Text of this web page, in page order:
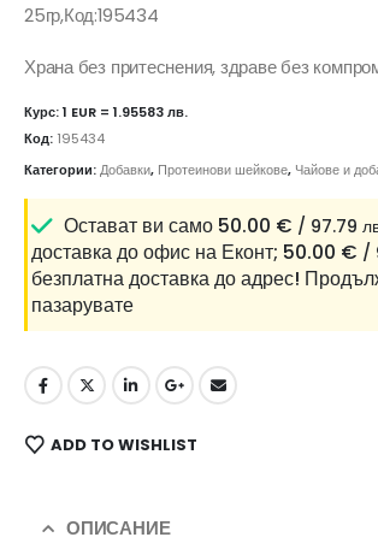
25гр,Код:195434
Храна без притеснения, здраве без
Курс: 1 EUR = 1.95583 лв.
Код: 195434
Категории:Добавки, Протеинови шейкове, Чайове и
Остават ви само 50.00 € / 97.79
доставка до офис на Еконт; 50.00 € /
безплатна доставка до адрес!
пазарувате
ADD TO WISHLIST
ОПИСАНИЕ